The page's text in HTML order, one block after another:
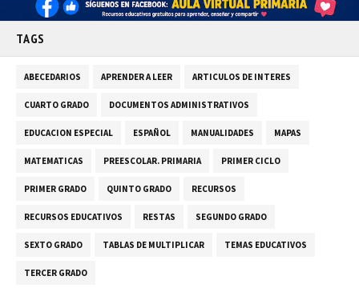
TAGS
ABECEDARIOS APRENDER A LEER ARTICULOS DE INTERES
CUARTO GRADO DOCUMENTOS ADMINISTRATIVOS
EDUCACION ESPECIAL ESPAÑOL MANUALIDADES MAPAS
MATEMATICAS PREESCOLAR. PRIMARIA PRIMER CICLO
PRIMER GRADO QUINTO GRADO RECURSOS
RECURSOS EDUCATIVOS RESTAS SEGUNDO GRADO
SEXTO GRADO TABLAS DE MULTIPLICAR TEMAS EDUCATIVOS
TERCER GRADO